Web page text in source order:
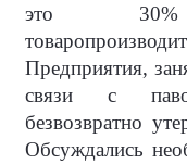
это 30%
Предприятия,
связи с
безвозвратно
Обсуждались